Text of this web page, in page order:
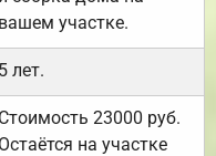
вашем участке.
5 лет.
Стоимость 23000 руб.
Остаётся на участке